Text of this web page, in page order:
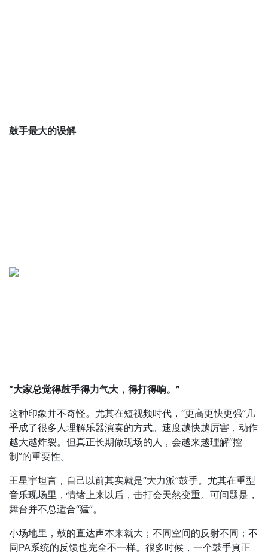
鼓手最大的误解
“大家总觉得鼓手得力气大，得打得响。”
这种印象并不奇怪。尤其在短视频时代，“更高更快更强”几
乎成了很多人理解乐器演奏的方式。速度越快越厉害，动作
越大越炸裂。但真正长期做现场的人，会越来越理解“控
制”的重要性。
王星宇坦言，自己以前其实就是“大力派”鼓手。尤其在重型
音乐现场里，情绪上来以后，击打会天然变重。可问题是，
舞台并不总适合“猛”。
小场地里，鼓的直达声本来就大；不同空间的反射不同；不
同PA系统的反馈也完全不一样。很多时候，一个鼓手真正